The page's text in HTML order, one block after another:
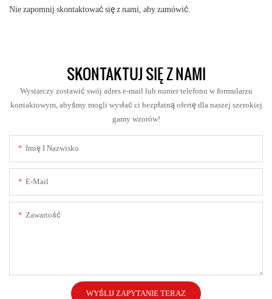
Nie zapomnij skontaktować się z nami, aby zamówić.
SKONTAKTUJ SIĘ Z NAMI
Wystarczy zostawić swój adres e-mail lub numer telefonu w formularzu
kontaktowym, abyśmy mogli wysłać ci bezpłatną ofertę dla naszej szerokiej
gamy wzorów!
Imię I Nazwisko
E-Mail
Zawartość
WYŚLIJ ZAPYTANIE TERAZ